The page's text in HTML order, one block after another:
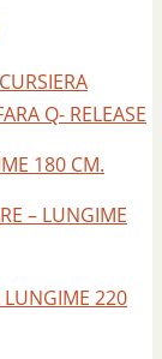
Q- RELEASE
180 CM.
– LUNGIME
LUNGIME 220